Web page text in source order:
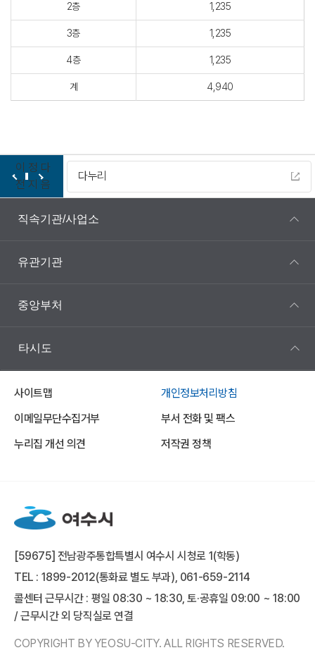
2층 1,235
3층 1,235
4층 1,235
계 4,940
이
전
정
지
다
음
다누리
직속기관/사업소
유관기관
중앙부처
타시도
사이트맵
개인정보처리방침
이메일무단수집거부
부서 전화 및 팩스
누리집 개선 의견
저작권 정책
[59675] 전남광주통합특별시 여수시 시청로 1(학동)
TEL : 1899-2012(통화료 별도 부과), 061-659-2114
콜센터 근무시간 : 평일 08:30 ~ 18:30, 토·공휴일 09:00 ~ 18:00
/ 근무시간 외 당직실로 연결
COPYRIGHT BY YEOSU-CITY. ALL RIGHTS RESERVED.